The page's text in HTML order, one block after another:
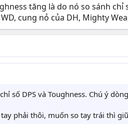
tăng là do nó so sánh
cung nỏ của DH, Mighty
số DPS và Toughness. Chú ý
phải thôi, muốn so tay trái thì